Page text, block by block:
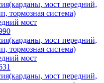
мост передний,
тормозная система)
мост
мост передний,
тормозная система)
мост
мост передний,